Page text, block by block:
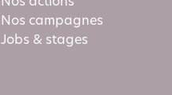
Nos campagnes
Jobs & stages